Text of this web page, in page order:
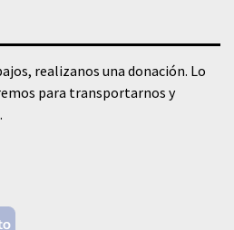
realizanos una donación. Lo
para transportarnos y